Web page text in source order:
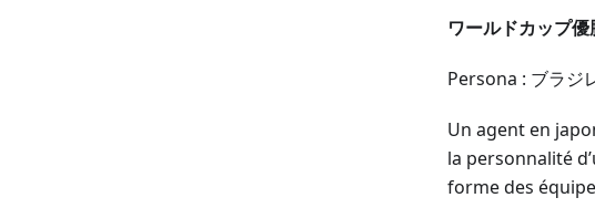
ワールドカップ
Persona : ブラジ
Un agent en
la personnalité
forme des